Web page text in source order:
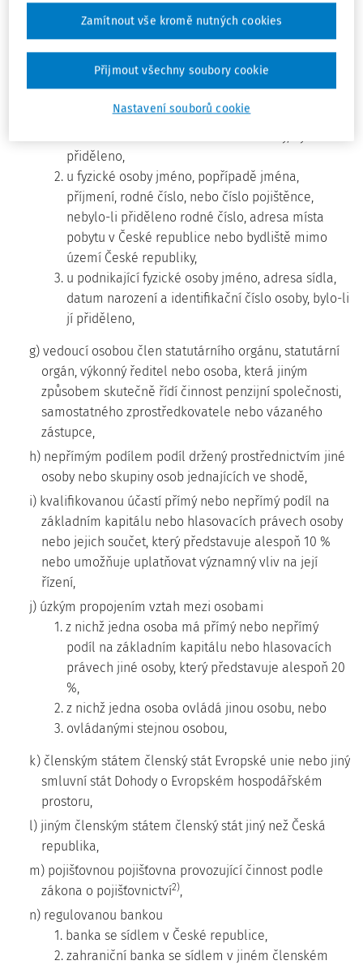
veřejného zdravotního pojištění veden v registru
pojištěnců vedeném Ústředím Všeobecné zdravotní
pojišťovny,
1. u právnické osoby obchodní firma nebo název,
přiděleno,
2. u fyzické osoby jméno, popřípadě jména,
příjmení, rodné číslo, nebo číslo pojištěnce,
nebylo-li přiděleno rodné číslo, adresa místa
pobytu v České republice nebo bydliště mimo
území České republiky,
3. u podnikající fyzické osoby jméno, adresa sídla,
datum narození a identifikační číslo osoby, bylo-li
jí přiděleno,
g) vedoucí osobou člen statutárního orgánu, statutární
orgán, výkonný ředitel nebo osoba, která jiným
způsobem skutečně řídí činnost penzijní společnosti,
samostatného zprostředkovatele nebo vázaného
zástupce,
h) nepřímým podílem podíl držený prostřednictvím jiné
osoby nebo skupiny osob jednajících ve shodě,
i) kvalifikovanou účastí přímý nebo nepřímý podíl na
základním kapitálu nebo hlasovacích právech osoby
nebo jejich součet, který představuje alespoň 10 %
nebo umožňuje uplatňovat významný vliv na její
řízení,
j) úzkým propojením vztah mezi osobami
1. z nichž jedna osoba má přímý nebo nepřímý
podíl na základním kapitálu nebo hlasovacích
právech jiné osoby, který představuje alespoň 20
%,
2. z nichž jedna osoba ovládá jinou osobu, nebo
3. ovládanými stejnou osobou,
k) členským státem členský stát Evropské unie nebo jiný
smluvní stát Dohody o Evropském hospodářském
prostoru,
l) jiným členským státem členský stát jiný než Česká
republika,
m) pojišťovnou pojišťovna provozující činnost podle
zákona o pojišťovnictví2),
n) regulovanou bankou
1. banka se sídlem v České republice,
2. zahraniční banka se sídlem v jiném členském
Nastavení souborů cookie
Zamítnout vše kromě nutných cookies
Přijmout všechny soubory cookie